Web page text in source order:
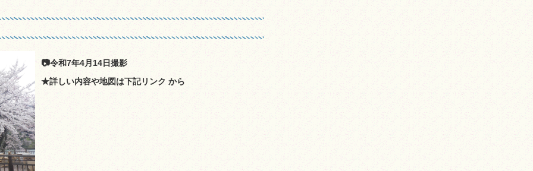
📷令和7年4月14日撮影
★詳しい内容や地図は下記リンク から